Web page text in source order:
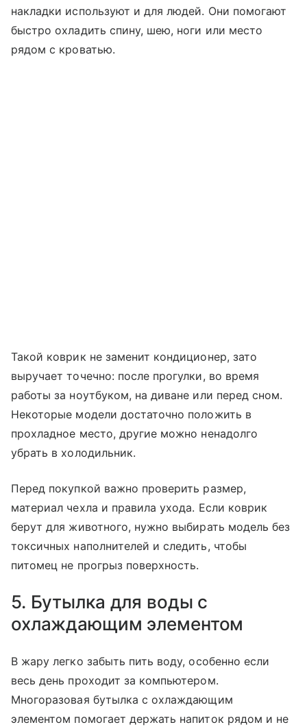
накладки используют и для людей. Они помогают
быстро охладить спину, шею, ноги или место
рядом с кроватью.
Такой коврик не заменит кондиционер, зато
выручает точечно: после прогулки, во время
работы за ноутбуком, на диване или перед сном.
Некоторые модели достаточно положить в
прохладное место, другие можно ненадолго
убрать в холодильник.
Перед покупкой важно проверить размер,
материал чехла и правила ухода. Если коврик
берут для животного, нужно выбирать модель без
токсичных наполнителей и следить, чтобы
питомец не прогрыз поверхность.
5. Бутылка для воды с
охлаждающим элементом
В жару легко забыть пить воду, особенно если
весь день проходит за компьютером.
Многоразовая бутылка с охлаждающим
элементом помогает держать напиток рядом и не